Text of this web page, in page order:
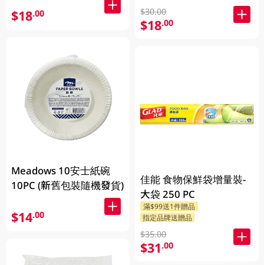
$18.00
Meadows 10安士紙碗
10PC (新舊包裝隨機發貨)
$14.00
$30.00
$18.00
佳能 食物保鮮袋增量裝-
大袋 250 PC
滿$99送1件贈品
指定品牌送贈品
$35.00
$31.00